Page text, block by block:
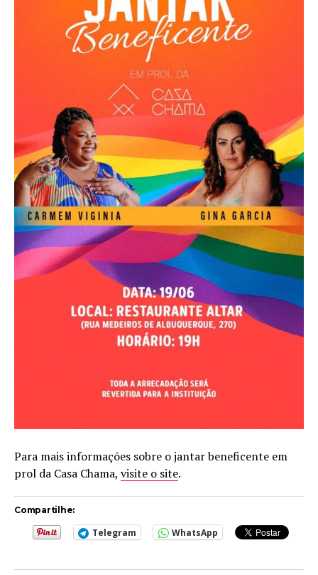
Para mais informações sobre o jantar beneficente em
prol da Casa Chama, visite o site.
Compartilhe:
Telegram WhatsApp